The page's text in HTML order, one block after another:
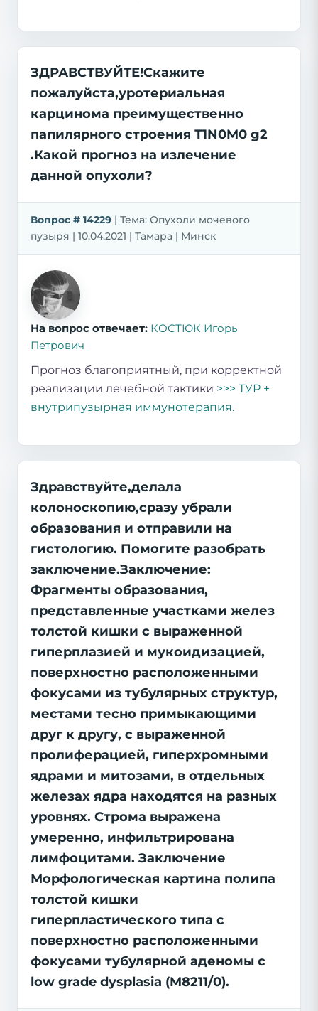
ЗДРАВСТВУЙТЕ!Скажите
пожалуйста,уротериальная
карцинома преимущественно
папилярного строения Т1N0M0 g2
.Какой прогноз на излечение
данной опухоли?
Вопрос # 14229 | Тема: Опухоли мочевого
пузыря | 10.04.2021 | Тамара | Минск
На вопрос отвечает: КОСТЮК Игорь
Петрович
Прогноз благоприятный, при корректной
реализации лечебной тактики >>> ТУР +
внутрипузырная иммунотерапия.
Здравствуйте,делала
колоноскопию,сразу убрали
образования и отправили на
гистологию. Помогите разобрать
заключение.Заключение:
Фрагменты образования,
представленные участками желез
толстой кишки с выраженной
гиперплазией и мукоидизацией,
поверхностно расположенными
фокусами из тубулярных структур,
местами тесно примыкающими
друг к другу, с выраженной
пролиферацией, гиперхромными
ядрами и митозами, в отдельных
железах ядра находятся на разных
уровнях. Строма выражена
умеренно, инфильтрирована
лимфоцитами. Заключение
Морфологическая картина полипа
толстой кишки
гиперпластического типа с
поверхностно расположенными
фокусами тубулярной аденомы с
low grade dysplasia (M8211/0).